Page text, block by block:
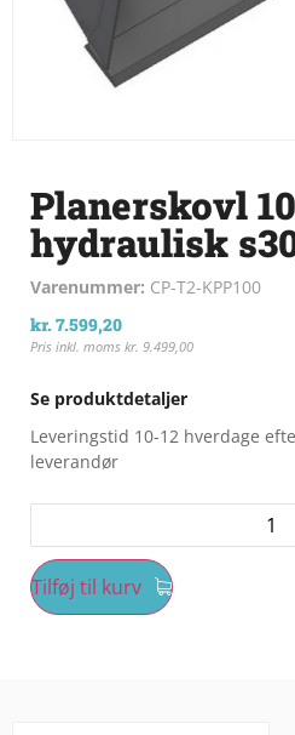
Planerskovl
hydraulisk
Varenummer: CP-T2-KPP100
kr.7.599,20
Pris inkl. moms kr. 9.499,00
Se produktdetaljer
Leveringstid 10-12 hverdage
leverandør
Tilføj til kurv